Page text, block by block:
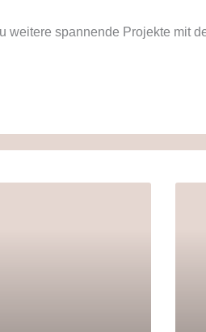
weitere spannende Projekte mit